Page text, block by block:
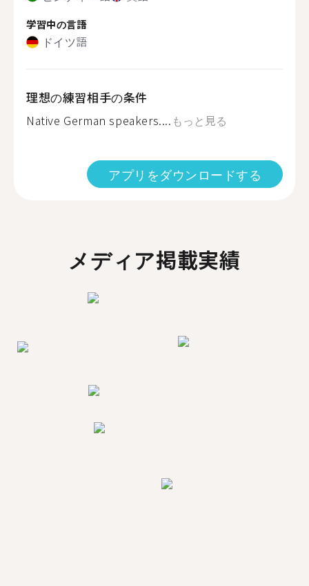
学習中の言語
ドイツ語
理想の練習相手の条件
Native German speakers.... もっと見る
アプリをダウンロードする
メディア掲載実績